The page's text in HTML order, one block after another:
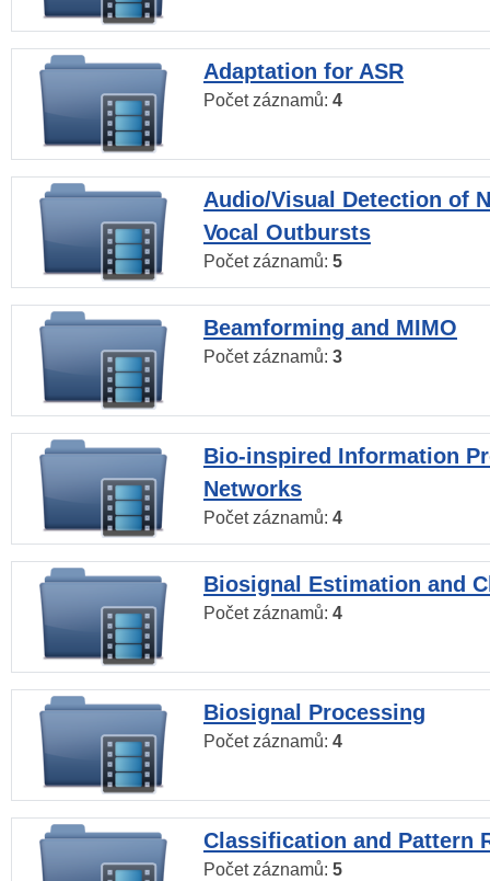
Adaptation for ASR
Počet záznamů: 4
Audio/Visual Detection of
Vocal Outbursts
Počet záznamů: 5
Beamforming and MIMO
Počet záznamů: 3
Bio-inspired Information
Networks
Počet záznamů: 4
Biosignal Estimation and
Počet záznamů: 4
Biosignal Processing
Počet záznamů: 4
Classification and Pattern
Počet záznamů: 5